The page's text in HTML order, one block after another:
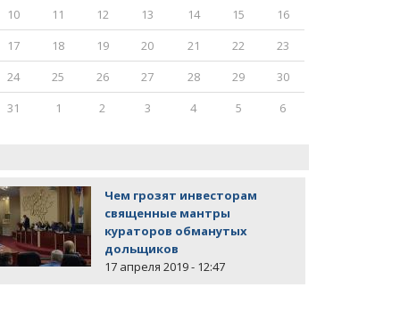
10
11 12 13 14 15
16
17
18 19 20 21 22
23
24
25 26 27 28 29
30
31
1 2 3 4 5 6
Чем грозят инвесторам
священные мантры
кураторов обманутых
дольщиков
17 апреля 2019 - 12:47